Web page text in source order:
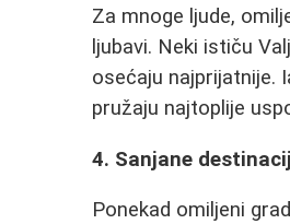
Za mnoge ljude,
ljubavi. Neki ističu
osećaju najprijatnije.
pružaju najtoplije
4. Sanjane
Ponekad omiljeni